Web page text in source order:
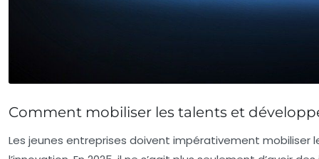
Comment mobiliser les talents et
Les jeunes entreprises doivent impérativement